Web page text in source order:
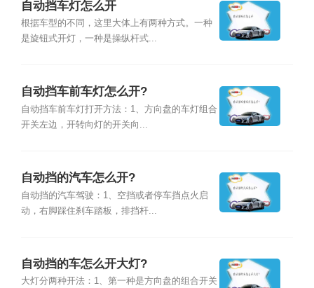
自动挡车灯怎么开
根据车型的不同，这里大体上有两种方式。一种
是旋钮式开灯，一种是操纵杆式...
自动挡车前车灯怎么开?
自动挡车前车灯打开方法：1、方向盘的车灯组合
开关左边，开转向灯的开关向...
自动挡的汽车怎么开?
自动挡的汽车驾驶：1、空挡或者停车挡点火启
动，右脚踩住刹车踏板，排挡杆...
自动挡的车怎么开大灯?
大灯分两种开法：1、第一种是方向盘的组合开关